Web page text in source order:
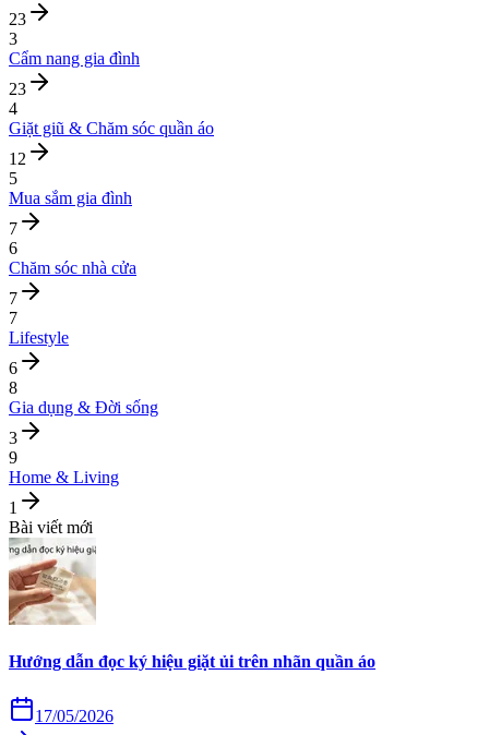
23
3
Cẩm nang gia đình
23
4
Giặt giũ & Chăm sóc quần áo
12
5
Mua sắm gia đình
7
6
Chăm sóc nhà cửa
7
7
Lifestyle
6
8
Gia dụng & Đời sống
3
9
Home & Living
1
Bài viết mới
Hướng dẫn đọc ký hiệu giặt ủi trên nhãn quần áo
17/05/2026